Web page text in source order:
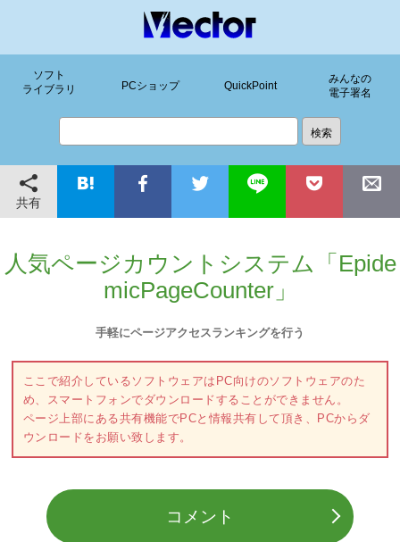
ソフト
ライブラリ
PCショップ QuickPoint
みんなの
電子署名
共有
人気ページカウントシステム「Epide
micPageCounter」
手軽にページアクセスランキングを行う
ここで紹介しているソフトウェアはPC向けのソフトウェアのた
め、スマートフォンでダウンロードすることができません。
ページ上部にある共有機能でPCと情報共有して頂き、PCからダ
ウンロードをお願い致します。
コメント